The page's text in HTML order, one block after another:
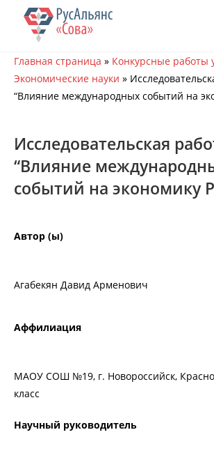
Перейти
содержимому
Главная страница » Конкурсные работы
Экономические науки »
“Влияние международных событий на
Исследовательская
“Влияние
событий на экономику
Автор (ы)
Агабекян Давид Арменович
Аффилиация
МАОУ СОШ №19, г. Новороссийск,
класс
Научный руководитель